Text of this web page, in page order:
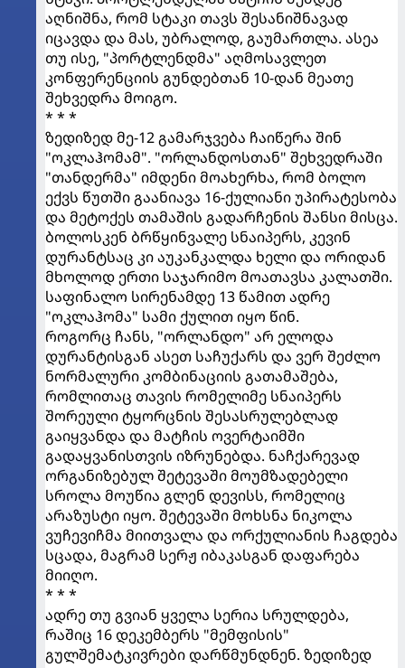
აღნიშნა, რომ სტაკი თავს შესანიშნავად
იცავდა და მას, უბრალოდ, გაუმართლა. ასეა
თუ ისე, "პორტლენდმა" აღმოსავლეთ
კონფერენციის გუნდებთან 10-დან მეათე
შეხვედრა მოიგო.
* * *
ზედიზედ მე-12 გამარჯვება ჩაიწერა შინ
"ოკლაჰომამ". "ორლანდოსთან" შეხვედრაში
"თანდერმა" იმდენი მოახერხა, რომ ბოლო
ექვს წუთში გაანიავა 16-ქულიანი უპირატესობა
და მეტოქეს თამაშის გადარჩენის შანსი მისცა.
ბოლოსკენ ბრწყინვალე სნაიპერს, კევინ
დურანტსაც კი აუკანკალდა ხელი და ორიდან
მხოლოდ ერთი საჯარიმო მოათავსა კალათში.
საფინალო სირენამდე 13 წამით ადრე
"ოკლაჰომა" სამი ქულით იყო წინ.
როგორც ჩანს, "ორლანდო" არ ელოდა
დურანტისგან ასეთ საჩუქარს და ვერ შეძლო
ნორმალური კომბინაციის გათამაშება,
რომლითაც თავის რომელიმე სნაიპერს
შორეული ტყორცნის შესასრულებლად
გაიყვანდა და მატჩის ოვერტაიმში
გადაყვანისთვის იზრუნებდა. ნაჩქარევად
ორგანიზებულ შეტევაში მოუმზადებელი
სროლა მოუწია გლენ დევისს, რომელიც
არაზუსტი იყო. შეტევაში მოხსნა ნიკოლა
ვუჩევიჩმა მიითვალა და ორქულიანის ჩაგდება
სცადა, მაგრამ სერჟ იბაკასგან დაფარება
მიიღო.
* * *
ადრე თუ გვიან ყველა სერია სრულდება,
რაშიც 16 დეკემბერს "მემფისის"
გულშემატკივრები დარწმუნდნენ. ზედიზედ